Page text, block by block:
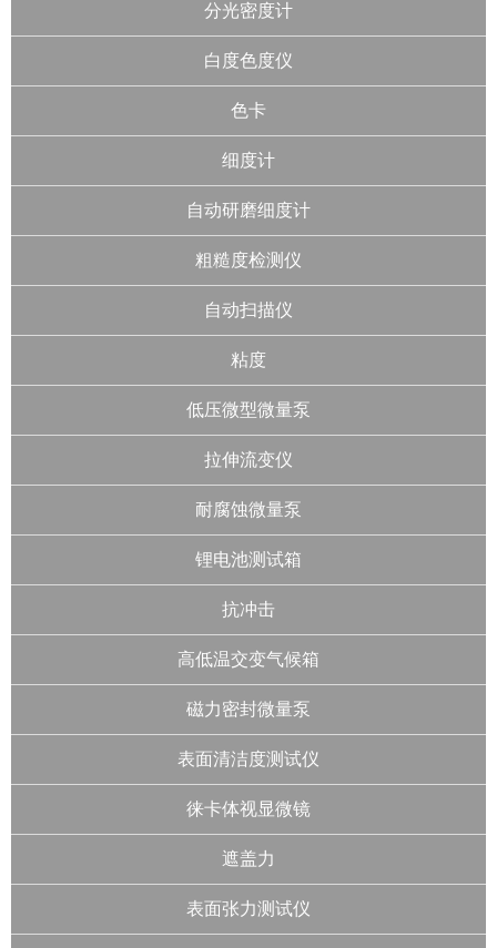
分光密度计
白度色度仪
色卡
细度计
自动研磨细度计
粗糙度检测仪
自动扫描仪
粘度
低压微型微量泵
拉伸流变仪
耐腐蚀微量泵
锂电池测试箱
抗冲击
高低温交变气候箱
磁力密封微量泵
表面清洁度测试仪
徕卡体视显微镜
遮盖力
表面张力测试仪